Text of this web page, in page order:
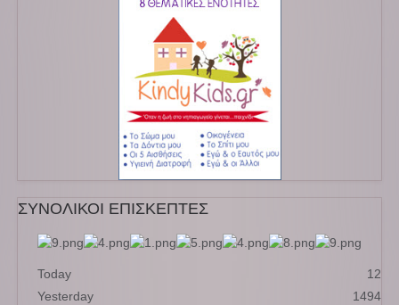
ΣΥΝΟΛΙΚΟΙ ΕΠΙΣΚΕΠΤΕΣ
Today
12
Yesterday
1494